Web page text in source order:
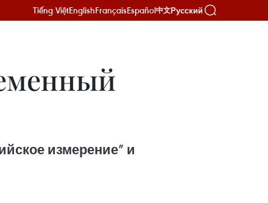
Tiếng ViệtEnglishFrançaisEspañol中文Русский
измерение” и